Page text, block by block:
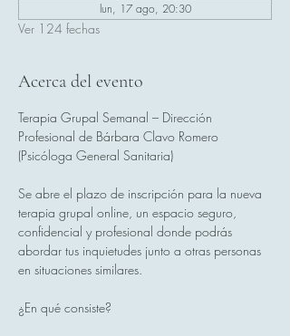
lun, 17 ago, 20:30
Ver 124 fechas
Acerca del evento
Terapia Grupal Semanal – Dirección
Profesional de Bárbara Clavo Romero
(Psicóloga General Sanitaria)
Se abre el plazo de inscripción para la nueva
terapia grupal online, un espacio seguro,
confidencial y profesional donde podrás
abordar tus inquietudes junto a otras personas
en situaciones similares.
¿En qué consiste?